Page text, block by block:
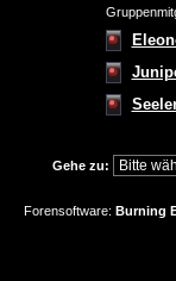
Gehe zu:
Forensoftware: Burning